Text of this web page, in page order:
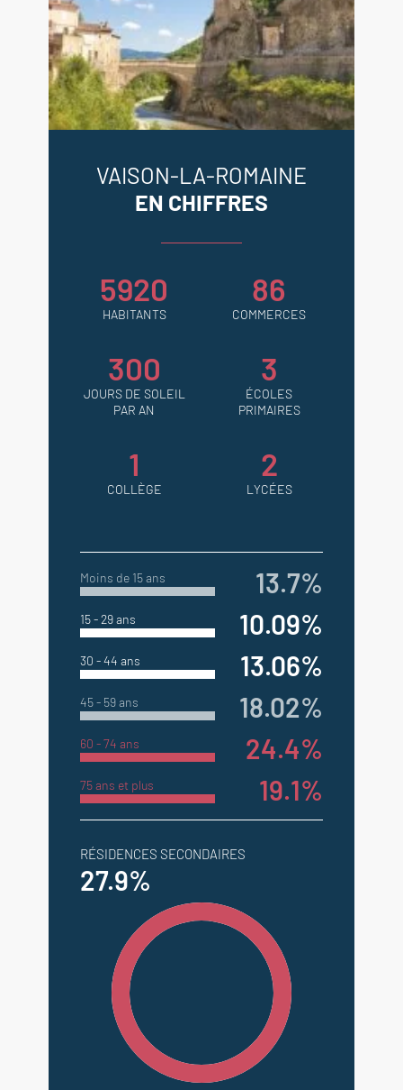
VAISON-LA-ROMAINE
EN CHIFFRES
5920
HABITANTS
86
COMMERCES
300
JOURS DE SOLEIL
PAR AN
3
ÉCOLES
PRIMAIRES
1
COLLÈGE
2
LYCÉES
Moins de 15 ans 13.7%
15 - 29 ans 10.09%
30 - 44 ans 13.06%
45 - 59 ans 18.02%
60 - 74 ans 24.4%
75 ans et plus 19.1%
RÉSIDENCES SECONDAIRES
27.9%